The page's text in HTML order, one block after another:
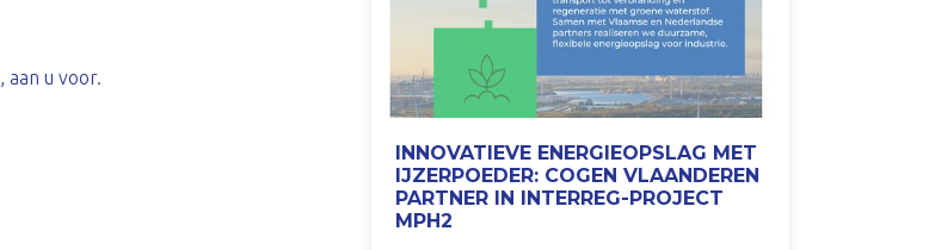
, aan u voor.
INNOVATIEVE ENERGIEOPSLAG MET
IJZERPOEDER: COGEN VLAANDEREN
PARTNER IN INTERREG-PROJECT
MPH2